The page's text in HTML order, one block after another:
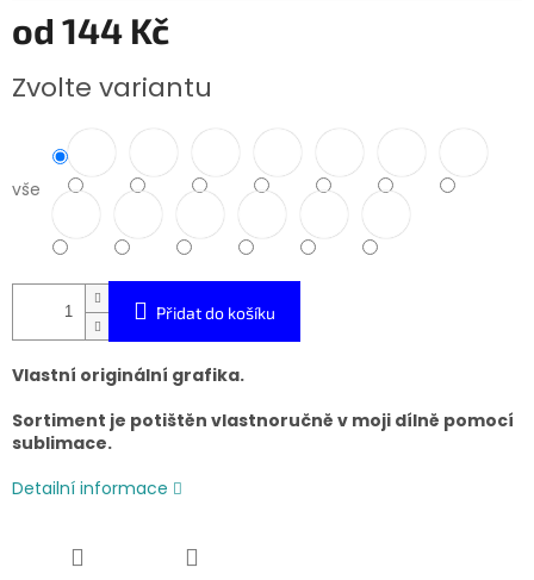
od 144 Kč
cena:
Zvolte variantu
vše
Přidat do košíku
Vlastní originální grafika.
Sortiment je potištěn vlastnoručně v moji dílně pomocí
sublimace.
Detailní informace